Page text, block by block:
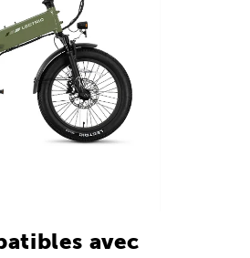
avec